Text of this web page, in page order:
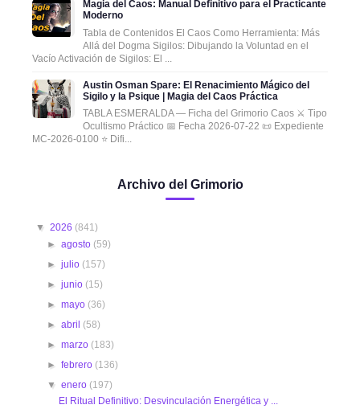
Magia del Caos: Manual Definitivo para el Practicante
Moderno
Tabla de Contenidos El Caos Como Herramienta: Más
Allá del Dogma Sigilos: Dibujando la Voluntad en el
Vacío Activación de Sigilos: El ...
Austin Osman Spare: El Renacimiento Mágico del
Sigilo y la Psique | Magia del Caos Práctica
TABLA ESMERALDA — Ficha del Grimorio Caos ⚔️ Tipo
Ocultismo Práctico 📅 Fecha 2026-07-22 📜 Expediente
MC-2026-0100 ⭐ Difi...
Archivo del Grimorio
▼ 2026 (841)
► agosto (59)
► julio (157)
► junio (15)
► mayo (36)
► abril (58)
► marzo (183)
► febrero (136)
▼ enero (197)
El Ritual Definitivo: Desvinculación Energética y ...